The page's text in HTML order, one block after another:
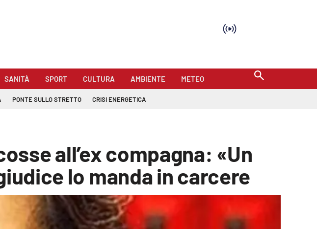
SANITÀ SPORT CULTURA AMBIENTE METEO
PONTE SULLO STRETTO CRISI ENERGETICA
all’ex compagna: «Un
lo manda in carcere